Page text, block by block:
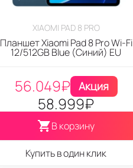
XIAOMI PAD 8 PRO
Планшет Xiaomi Pad 8 Pro Wi-Fi
12/512GB Blue (Синий) EU
56.049₽ Акция
58.999₽
В корзину
Купить в один клик